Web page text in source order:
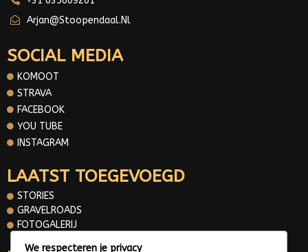
Arjan@stoopendaal.nl
SOCIAL MEDIA
KOMOOT
STRAVA
FACEBOOK
YOU TUBE
INSTAGRAM
LAATST TOEGEVOEGD
STORIES
GRAVELROADS
FOTOGALERIJ
We respecteren je privacy